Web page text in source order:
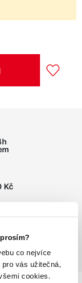
co nejvíce
vás užitečná,
cookies.
Kč